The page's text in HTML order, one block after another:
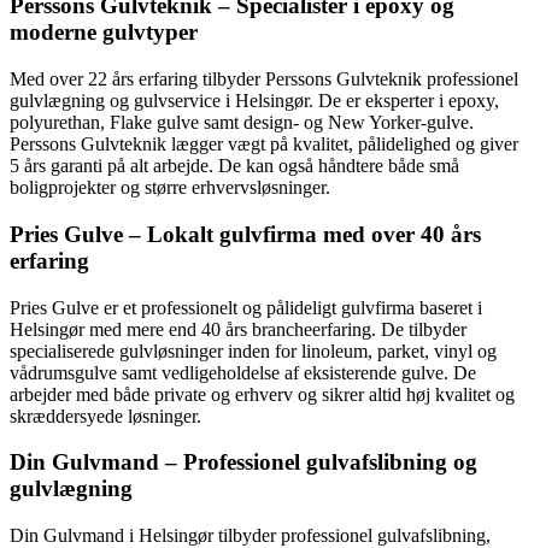
Perssons Gulvteknik – Specialister i epoxy og
moderne gulvtyper
Med over 22 års erfaring tilbyder Perssons Gulvteknik professionel
gulvlægning og gulvservice i Helsingør. De er eksperter i epoxy,
polyurethan, Flake gulve samt design- og New Yorker-gulve.
Perssons Gulvteknik lægger vægt på kvalitet, pålidelighed og giver
5 års garanti på alt arbejde. De kan også håndtere både små
boligprojekter og større erhvervsløsninger.
Pries Gulve – Lokalt gulvfirma med over 40 års
erfaring
Pries Gulve er et professionelt og pålideligt gulvfirma baseret i
Helsingør med mere end 40 års brancheerfaring. De tilbyder
specialiserede gulvløsninger inden for linoleum, parket, vinyl og
vådrumsgulve samt vedligeholdelse af eksisterende gulve. De
arbejder med både private og erhverv og sikrer altid høj kvalitet og
skræddersyede løsninger.
Din Gulvmand – Professionel gulvafslibning og
gulvlægning
Din Gulvmand i Helsingør tilbyder professionel gulvafslibning,